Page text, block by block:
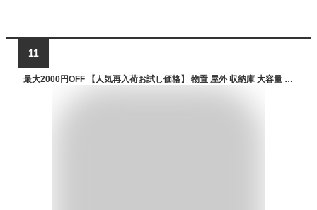
11
最大2000円OFF 【人気再入荷お試し価格】 物置 屋外 収納庫 大容量 収納ボックス 375L/454L おしゃれ 蓋付き ベランダストッカー 大型 ベンチストッカー 収納ベンチ 耐荷重200kg 防水 コンテナストッカー ゴミ箱 灯油缶収納 ベランダ 庭 室内 屋外収納庫 ガーデンベンチ